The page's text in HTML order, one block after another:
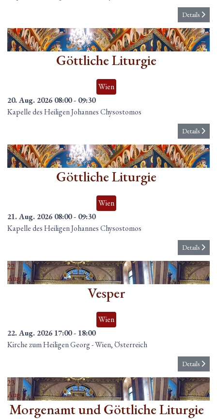
Details
20
Aug.
Göttliche Liturgie
Wien
20. Aug. 2026 08:00- 09:30
Kapelle des Heiligen Johannes Chysostomos
Details
21
Aug.
Göttliche Liturgie
Wien
21. Aug. 2026 08:00- 09:30
Kapelle des Heiligen Johannes Chysostomos
Details
22
Aug.
Vesper
Wien
22. Aug. 2026 17:00- 18:00
Kirche zum Heiligen Georg-Wien, Österreich
Details
23
Aug.
Morgenamt und Göttliche Liturgie